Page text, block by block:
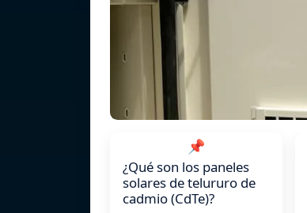
📌
¿Qué son los paneles
solares de telururo de
cadmio (CdTe)?